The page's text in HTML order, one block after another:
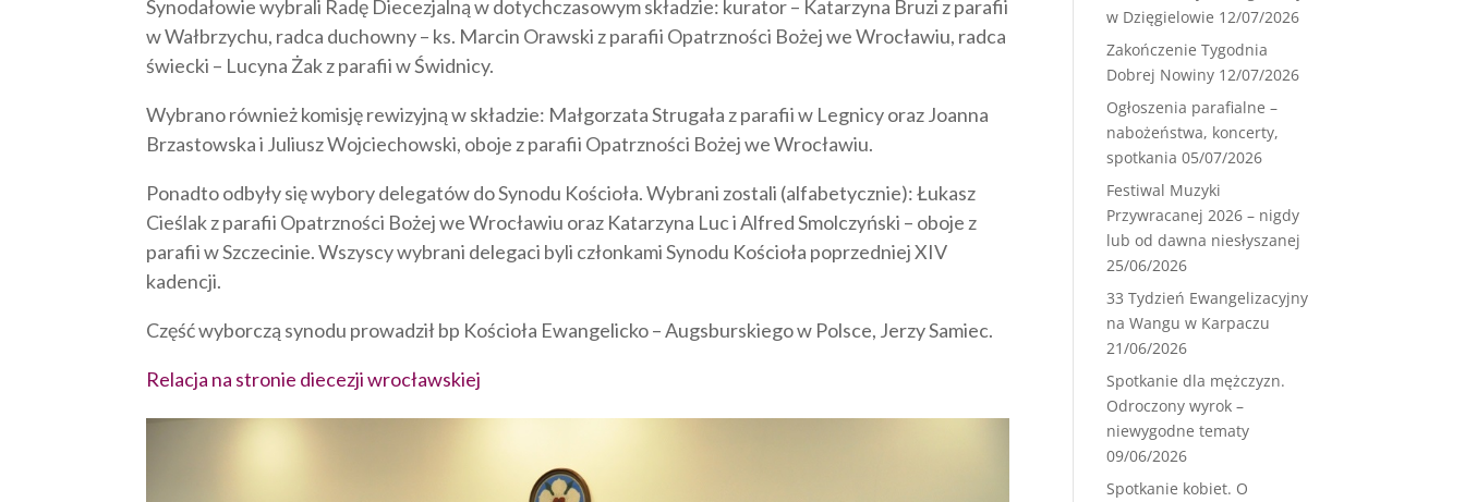
Synodałowie wybrali Radę Diecezjalną w dotychczasowym składzie: kurator – Katarzyna Bruzi z parafii
w Wałbrzychu, radca duchowny – ks. Marcin Orawski z parafii Opatrzności Bożej we Wrocławiu, radca
świecki – Lucyna Żak z parafii w Świdnicy.
Wybrano również komisję rewizyjną w składzie: Małgorzata Strugała z parafii w Legnicy oraz Joanna
Brzastowska i Juliusz Wojciechowski, oboje z parafii Opatrzności Bożej we Wrocławiu.
Ponadto odbyły się wybory delegatów do Synodu Kościoła. Wybrani zostali (alfabetycznie): Łukasz
Cieślak z parafii Opatrzności Bożej we Wrocławiu oraz Katarzyna Luc i Alfred Smolczyński – oboje z
parafii w Szczecinie. Wszyscy wybrani delegaci byli członkami Synodu Kościoła poprzedniej XIV
kadencji.
Część wyborczą synodu prowadził bp Kościoła Ewangelicko – Augsburskiego w Polsce, Jerzy Samiec.
Relacja na stronie diecezji wrocławskiej
w Dzięgielowie 12/07/2026
Zakończenie Tygodnia
Dobrej Nowiny 12/07/2026
Ogłoszenia parafialne –
nabożeństwa, koncerty,
spotkania 05/07/2026
Festiwal Muzyki
Przywracanej 2026 – nigdy
lub od dawna niesłyszanej
25/06/2026
33 Tydzień Ewangelizacyjny
na Wangu w Karpaczu
21/06/2026
Spotkanie dla mężczyzn.
Odroczony wyrok –
niewygodne tematy
09/06/2026
Spotkanie kobiet. O